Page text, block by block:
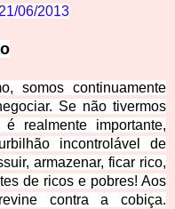
21/06/2013
somos continuamente
Se não tivermos
realmente importante,
incontrolável de
armazenar, ficar rico,
de ricos e pobres! Aos
contra a cobiça.